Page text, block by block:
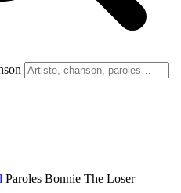
Paroles Bonnie The Loser